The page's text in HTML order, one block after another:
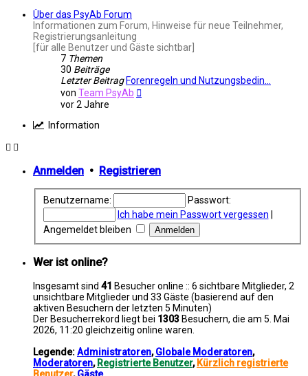
Über das PsyAb Forum
Informationen zum Forum, Hinweise für neue Teilnehmer,
Registrierungsanleitung
[für alle Benutzer und Gäste sichtbar]
7 Themen
30 Beiträge
Letzter Beitrag Forenregeln und Nutzungsbedin…
von Team PsyAb
vor 2 Jahre
Information
Anmelden • Registrieren
Benutzername:
Passwort:
Ich habe mein Passwort vergessen
Angemeldet bleiben
Wer ist online?
Insgesamt sind 41 Besucher online :: 6 sichtbare Mitglieder, 2
unsichtbare Mitglieder und 33 Gäste (basierend auf den
aktiven Besuchern der letzten 5 Minuten)
Der Besucherrekord liegt bei 1303 Besuchern, die am 5. Mai
2026, 11:20 gleichzeitig online waren.
Legende:Administratoren,Globale Moderatoren,
Moderatoren, Registrierte Benutzer, Kürzlich registrierte
Benutzer,Gäste